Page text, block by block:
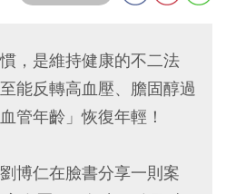
，是維持健康的不二法
能反轉高血壓、膽固醇過
管年齡」恢復年輕！
博仁在臉書分享一則案